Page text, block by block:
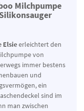
Milchpumpe
Elsieerleichtert den
von
immer bestens
und
ein
sind im
man zwischen